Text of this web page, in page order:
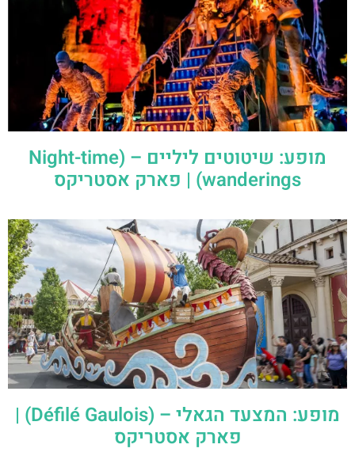
מופע: שיטוטים ליליים – (Night-time
wanderings) | פארק אסטריקס
מופע: המצעד הגאלי – (Défilé Gaulois) |
פארק אסטריקס